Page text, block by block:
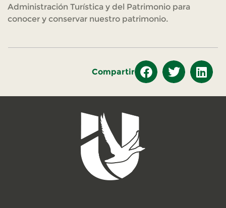
Administración Turística y del Patrimonio para
conocer y conservar nuestro patrimonio.
Compartir